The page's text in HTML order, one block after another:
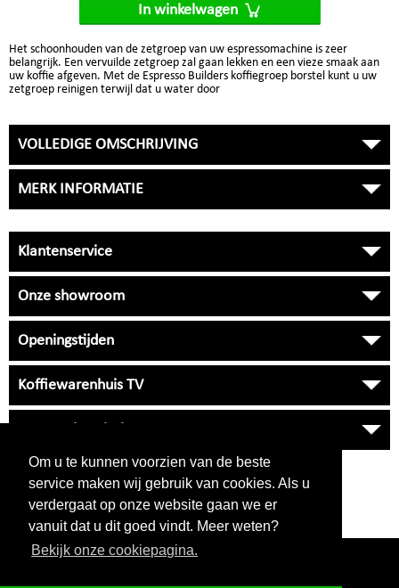
Om u te kunnen voorzien van de beste
service maken wij gebruik van cookies. Als u
verdergaat op onze website gaan we er
vanuit dat u dit goed vindt. Meer weten?
Bekijk onze cookiepagina.
In winkelwagen
Het schoonhouden van de zetgroep van uw espressomachine is zeer
belangrijk. Een vervuilde zetgroep zal gaan lekken en een vieze smaak aan
uw koffie afgeven. Met de Espresso Builders koffiegroep borstel kunt u uw
zetgroep reinigen terwijl dat u water door
VOLLEDIGE OMSCHRIJVING
MERK INFORMATIE
Klantenservice
Onze showroom
Openingstijden
Koffiewarenhuis TV
VRAGEN?
038 33 34 530
klantenservice